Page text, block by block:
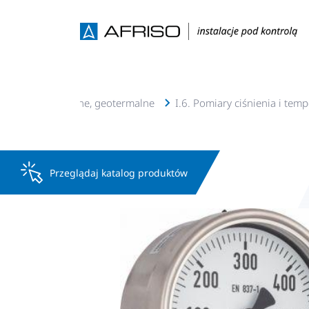
c.o., c.w.u, solarne, geotermalne I.6. Pomiary ciśnienia i
Przeglądaj katalog produktów